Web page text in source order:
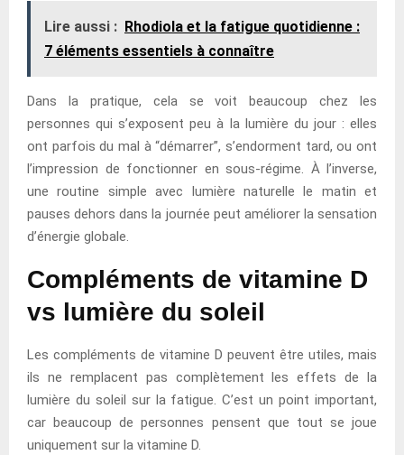
Lire aussi : Rhodiola et la fatigue quotidienne :
7 éléments essentiels à connaître
Dans la pratique, cela se voit beaucoup chez les
personnes qui s’exposent peu à la lumière du jour : elles
ont parfois du mal à “démarrer”, s’endorment tard, ou ont
l’impression de fonctionner en sous-régime. À l’inverse,
une routine simple avec lumière naturelle le matin et
pauses dehors dans la journée peut améliorer la sensation
d’énergie globale.
Compléments de vitamine D
vs lumière du soleil
Les compléments de vitamine D peuvent être utiles, mais
ils ne remplacent pas complètement les effets de la
lumière du soleil sur la fatigue. C’est un point important,
car beaucoup de personnes pensent que tout se joue
uniquement sur la vitamine D.